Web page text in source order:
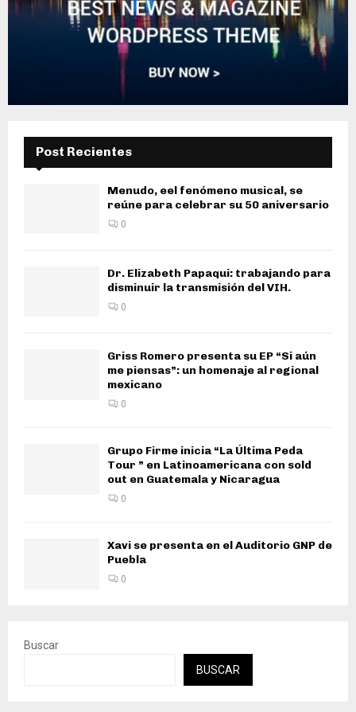
Post Recientes
Menudo, eel fenómeno musical, se
reúne para celebrar su 50 aniversario
0
Dr. Elizabeth Papaqui: trabajando para
disminuir la transmisión del VIH.
0
Griss Romero presenta su EP “Si aún
me piensas”: un homenaje al regional
mexicano
0
Grupo Firme inicia “La Última Peda
Tour ” en Latinoamericana con sold
out en Guatemala y Nicaragua
0
Xavi se presenta en el Auditorio GNP de
Puebla
0
Buscar
BUSCAR